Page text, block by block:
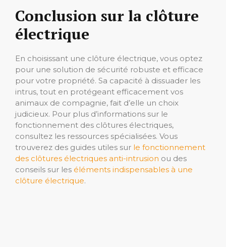
Conclusion sur la clôture
électrique
En choisissant une clôture électrique, vous optez
pour une solution de sécurité robuste et efficace
pour votre propriété. Sa capacité à dissuader les
intrus, tout en protégeant efficacement vos
animaux de compagnie, fait d’elle un choix
judicieux. Pour plus d’informations sur le
fonctionnement des clôtures électriques,
consultez les ressources spécialisées. Vous
trouverez des guides utiles sur le fonctionnement
des clôtures électriques anti-intrusion ou des
conseils sur les éléments indispensables à une
clôture électrique.